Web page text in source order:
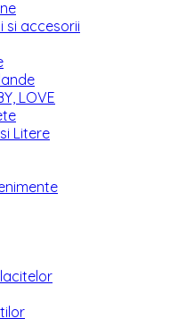
si accesorii
LOVE
Litere